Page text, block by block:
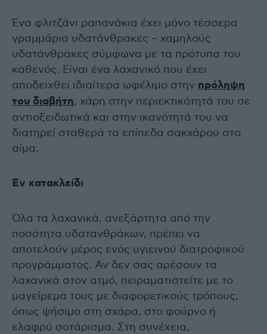
Ένα φλιτζάνι ραπανάκια έχει μόνο τέσσερα
γραμμάρια υδατάνθρακες – χαμηλούς
υδατάνθρακες σύμφωνα με τα πρότυπα του
καθενός. Είναι ένα λαχανικό που έχει
αποδειχθεί ιδιαίτερα ωφέλιμο στην πρόληψη
του διαβήτη, χάρη στην περιεκτικότητά του σε
αντιοξειδωτικά και στην ικανότητά του να
διατηρεί σταθερά τα επίπεδα σακχάρου στο
αίμα.
Εν κατακλείδι
Όλα τα λαχανικά, ανεξάρτητα από την
ποσότητα υδατανθράκων, πρέπει να
αποτελούν μέρος ενός υγιεινού διατροφικού
προγράμματος. Αν δεν σας αρέσουν τα
λαχανικά στον ατμό, πειραματιστείτε με το
μαγείρεμα τους με διαφορετικούς τρόπους,
όπως ψήσιμο στη σχάρα, στο φούρνο ή
ελαφρύ σοτάρισμα. Στη συνέχεια,